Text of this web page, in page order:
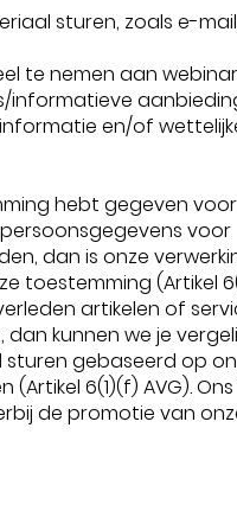
sturen, zoals e-
te nemen aan
informatieve
en/of
hebt gegeven
voor
dan is onze
toestemming (Artikel
artikelen of
kunnen we je
gebaseerd op
(Artikel 6(1)(f) AVG).
de promotie van